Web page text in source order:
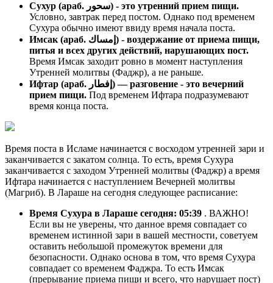
Сухур (араб. سحور) - это утренний прием пищи.
Условно, завтрак перед постом. Однако под временем
Сухура обычно имеют ввиду время начала поста.
Имсак (араб. إمساك) - воздержание от приема пищи,
питья и всех других действий, нарушающих пост.
Время Имсак заходит ровно в момент наступления
Утренней молитвы (Фаджр), а не раньше.
Ифтар (араб. إفطار) — разговение - это вечерний
прием пищи. Под временем Ифтара подразумевают
время конца поста.
Время поста в Исламе начинается с восходом утренней зари и
заканчивается с закатом солнца. То есть, время Сухура
заканчивается с заходом Утренней молитвы (Фаджр) а время
Ифтара начинается с наступлением Вечерней молитвы
(Магриб). В Лараше на сегодня следующее расписание:
Время Сухура в Лараше сегодня: 05:39 . ВАЖНО!
Если вы не уверены, что данное время совпадает со
временем истинной зари в вашей местности, советуем
оставить небольшой промежуток времени для
безопасности. Однако основа в том, что время Сухура
совпадает со временем Фаджра. То есть Имсак
(прерывание приема пищи и всего, что нарушает пост)